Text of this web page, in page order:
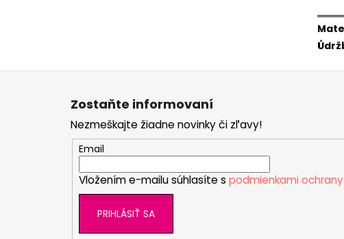
Zostaňte informovaní
Nezmeškajte žiadne novinky či zľavy!
Email
Vložením e-mailu súhlasíte s podmienkami
PRIHLÁSIŤ SA